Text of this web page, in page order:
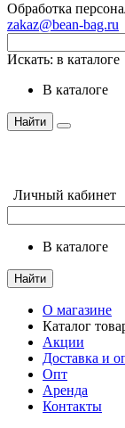
Обработка
zakaz@bean-bag.ru
Искать: в каталоге
в каталоге
Найти
Личный кабинет
в каталоге
Найти
О магазине
Каталог
Акции
Доставка и
Опт
Аренда
Контакты